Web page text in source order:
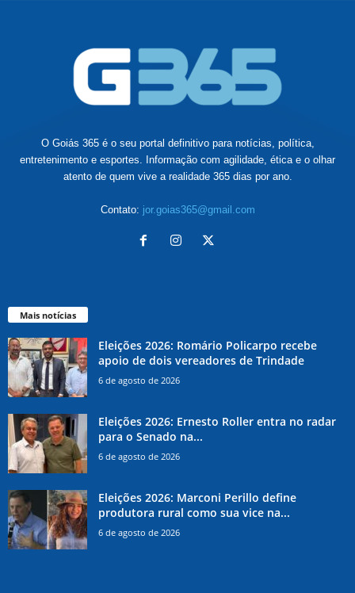
O Goiás 365 é o seu portal definitivo para notícias, política,
entretenimento e esportes. Informação com agilidade, ética e o olhar
atento de quem vive a realidade 365 dias por ano.
Contato: jor.goias365@gmail.com
Mais notícias
Eleições 2026: Romário Policarpo recebe
apoio de dois vereadores de Trindade
6 de agosto de 2026
Eleições 2026: Ernesto Roller entra no radar
para o Senado na...
6 de agosto de 2026
Eleições 2026: Marconi Perillo define
produtora rural como sua vice na...
6 de agosto de 2026